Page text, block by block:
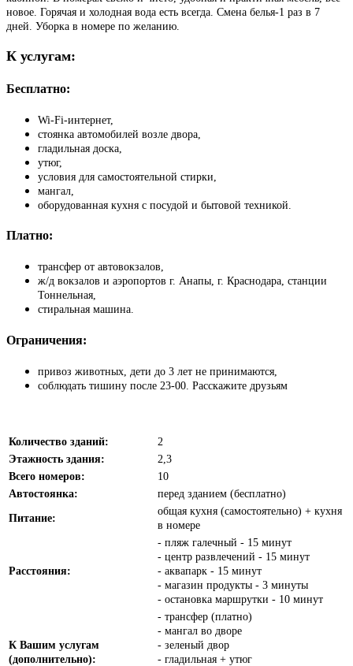
новое. Горячая и холодная вода есть всегда. Смена белья-1 раз в 7
дней. Уборка в номере по желанию.
К услугам:
Бесплатно:
Wi-Fi-интернет,
стоянка автомобилей возле двора,
гладильная доска,
утюг,
условия для самостоятельной стирки,
мангал,
оборудованная кухня с посудой и бытовой техникой.
Платно:
трансфер от автовокзалов,
ж/д вокзалов и аэропортов г. Анапы, г. Краснодара, станции
Тоннельная,
стиральная машина.
Ограничения:
привоз животных, дети до 3 лет не принимаются,
соблюдать тишину после 23-00. Расскажите друзьям
Количество зданий:
2
Этажность здания:
2,3
Всего номеров:
10
Автостоянка:
перед зданием (бесплатно)
Питание:
общая кухня (самостоятельно) + кухня
в номере
Расстояния:
- пляж галечный - 15 минут
- центр развлечений - 15 минут
- аквапарк - 15 минут
- магазин продукты - 3 минуты
- остановка маршрутки - 10 минут
К Вашим услугам
(дополнительно):
- трансфер (платно)
- мангал во дворе
- зеленый двор
- гладильная + утюг